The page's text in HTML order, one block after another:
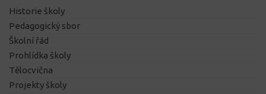
Historie školy
Pedagogický sbor
Školní řád
Prohlídka školy
Tělocvična
Projekty školy